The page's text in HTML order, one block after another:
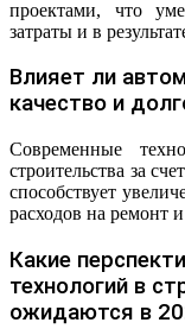
проектами, что
затраты и в
Влияет ли
качество и
Современные
строительства за
способствует
расходов на ремонт
Какие
технологий в
ожидаются в